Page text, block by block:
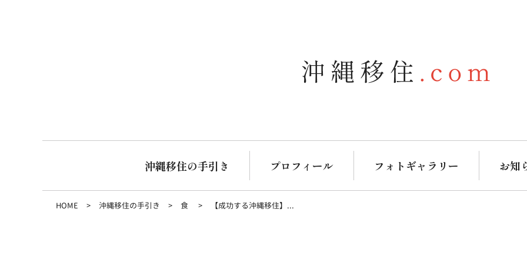
沖縄移住の手引き プロフィール フォトギャラリー お知
HOME 沖縄移住の手引き 食 【成功する沖縄移住】...